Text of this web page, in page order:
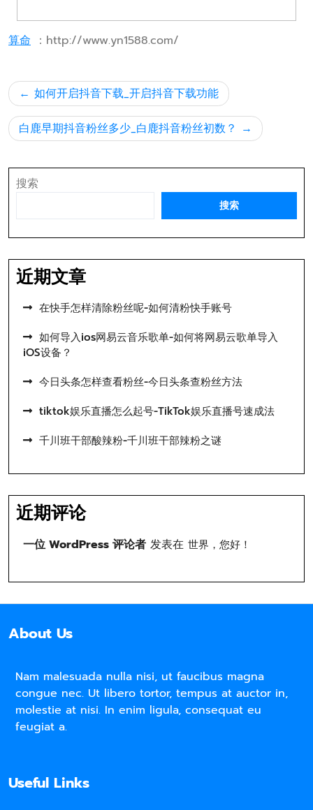
算命 ：http://www.yn1588.com/
文
章
导
如何开启抖音下载_开启抖音下载功能
白鹿早期抖音粉丝多少_白鹿抖音粉丝初数？
搜索
搜索
近期文章
在快手怎样清除粉丝呢-如何清粉快手账号
如何导入ios网易云音乐歌单-如何将网易云歌单导入
iOS设备？
今日头条怎样查看粉丝-今日头条查粉丝方法
tiktok娱乐直播怎么起号-TikTok娱乐直播号速成法
千川班干部酸辣粉-千川班干部辣粉之谜
近期评论
一位 WordPress 评论者 发表在 世界，您好！
About Us
Nam malesuada nulla nisi, ut faucibus magna
congue nec. Ut libero tortor, tempus at auctor in,
molestie at nisi. In enim ligula, consequat eu
feugiat a.
Useful Links